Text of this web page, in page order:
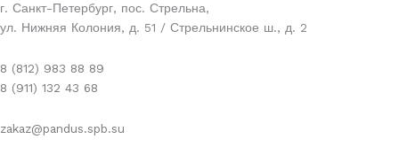
г. Санкт-Петербург, пос. Стрельна,
ул. Нижняя Колония, д. 51 / Стрельнинское ш., д. 2
8 (812) 983 88 89
8 (911) 132 43 68
zakaz@pandus.spb.su